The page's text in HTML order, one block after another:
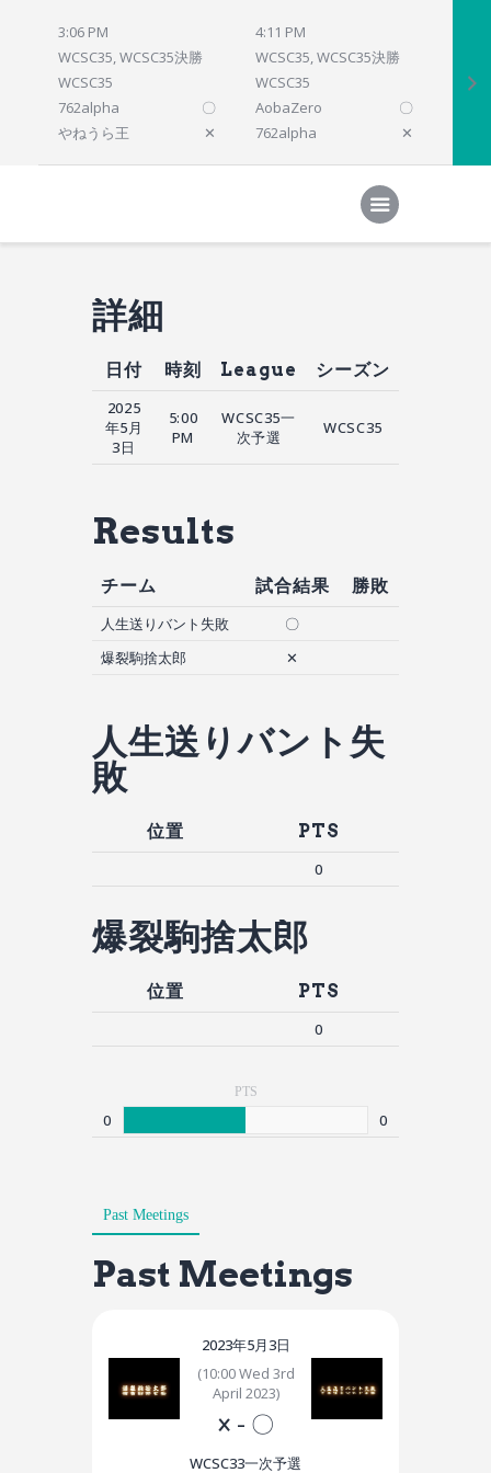
3:06 PM
WCSC35, WCSC35決勝
WCSC35
762alpha
〇
やねうら王
✕
4:11 PM
WCSC35, WCSC35決勝
WCSC35
AobaZero
〇
762alpha
✕
Home
参加プログラム
詳細
日付 時刻 League シーズン
2025
年5月
3日
5:00
PM
WCSC35一
次予選
WCSC35
Results
チーム 試合結果 勝敗
人生送りバント失敗
〇
爆裂駒捨太郎
✕
人生送りバント失
敗
位置 PTS
0
爆裂駒捨太郎
位置 PTS
0
PTS
0 0
Past Meetings
Past Meetings
2023年5月3日
(10:00 Wed 3rd
April 2023)
× - 〇
WCSC33一次予選